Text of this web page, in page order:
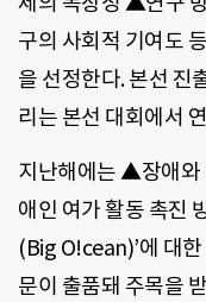
구의 사회적 기여도
을 선정한다. 본선 진
리는 본선 대회에서
지난해에는 ▲장애와
애인 여가 활동 촉진
(Big O!cean)’에 대
문이 출품돼 주목을